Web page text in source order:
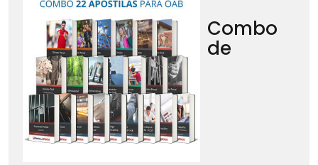
Combo
de